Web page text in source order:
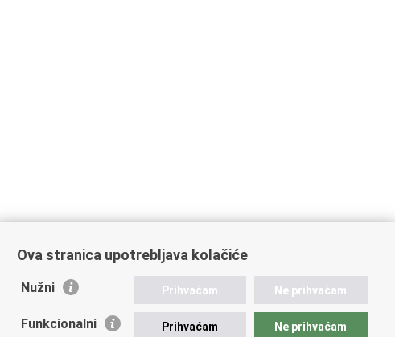
Ova stranica upotrebljava kolačiće
Nužni Prihvaćam Ne prihvaćam
Funkcionalni Prihvaćam Ne prihvaćam